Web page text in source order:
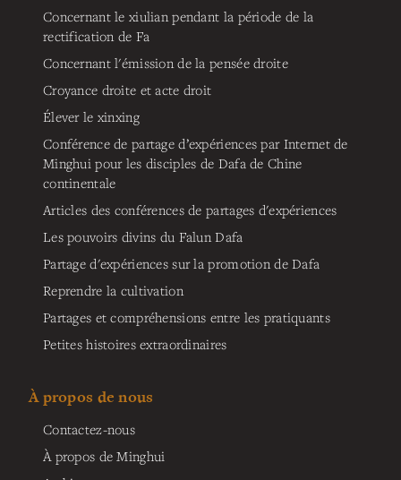
Concernant le xiulian pendant la période de la
rectification de Fa
Concernant l'émission de la pensée droite
Croyance droite et acte droit
Élever le xinxing
Conférence de partage d’expériences par Internet de
Minghui pour les disciples de Dafa de Chine
continentale
Articles des conférences de partages d'expériences
Les pouvoirs divins du Falun Dafa
Partage d'expériences sur la promotion de Dafa
Reprendre la cultivation
Partages et compréhensions entre les pratiquants
Petites histoires extraordinaires
À propos de nous
Contactez-nous
À propos de Minghui